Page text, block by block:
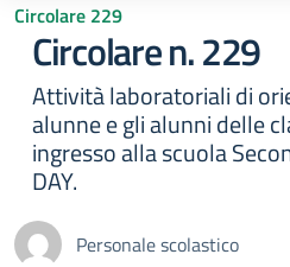
Circolare 229
Circolare n. 229
Attività laboratoriali di
alunne e gli alunni delle
ingresso alla scuola
DAY.
Personale scolastico